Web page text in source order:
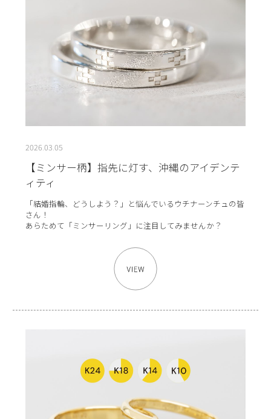
2026.03.05
【ミンサー柄】指先に灯す、沖縄のアイデンテ
ィティ
「結婚指輪、どうしよう？」と悩んでいるウチナーンチュの皆
さん！
あらためて「ミンサーリング」に注目してみませんか？